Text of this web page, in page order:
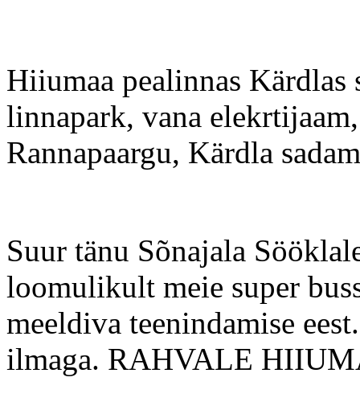
Hiiumaa pealinnas
linnapark, vana
Rannapaargu, Kärdla
Suur tänu Sõnajala
loomulikult meie super
meeldiva teenindamise
ilmaga. RAHVALE